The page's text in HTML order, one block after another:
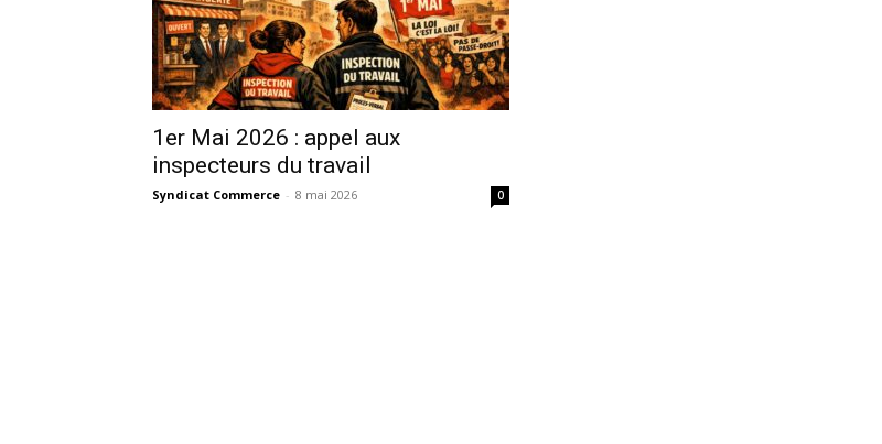
1er Mai 2026 : appel aux
inspecteurs du travail
Syndicat Commerce - 8 mai 2026 0